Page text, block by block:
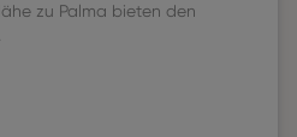
zu Palma bieten den